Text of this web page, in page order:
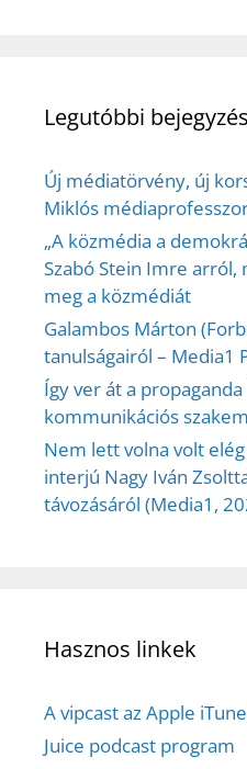
Legutóbbi
Új médiatörvény, új
Miklós
„A közmédia a
Szabó Stein Imre
meg a közmédiát
Galambos Márton
tanulságairól – Media1
Így ver át a
kommunikációs
Nem lett volna volt elég
interjú Nagy Iván
távozásáról (Media1,
Hasznos linkek
A vipcast az Apple
Juice podcast program